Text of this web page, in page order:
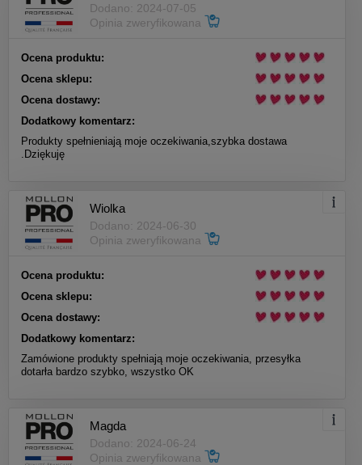
Dodano: 2024-07-05
Opinia zweryfikowana
Ocena produktu:
Ocena sklepu:
Ocena dostawy:
Dodatkowy komentarz:
Produkty spełnieniają moje oczekiwania,szybka dostawa
.Dziękuję
Wiolka
Dodano: 2024-06-30
Opinia zweryfikowana
Ocena produktu:
Ocena sklepu:
Ocena dostawy:
Dodatkowy komentarz:
Zamówione produkty spełniają moje oczekiwania, przesyłka
dotarła bardzo szybko, wszystko OK
Magda
Dodano: 2024-06-24
Opinia zweryfikowana